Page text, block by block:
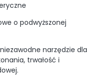
o podwyższonej
narzędzie dla
trwałość i